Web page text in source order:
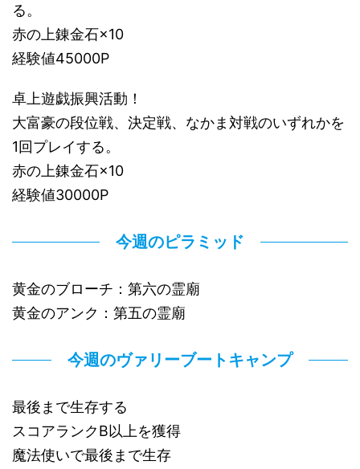
る。
赤の上錬金石×10
経験値45000P
卓上遊戯振興活動！
大富豪の段位戦、決定戦、なかま対戦のいずれかを
1回プレイする。
赤の上錬金石×10
経験値30000P
今週のピラミッド
黄金のブローチ：第六の霊廟
黄金のアンク：第五の霊廟
今週のヴァリーブートキャンプ
最後まで生存する
スコアランクB以上を獲得
魔法使いで最後まで生存